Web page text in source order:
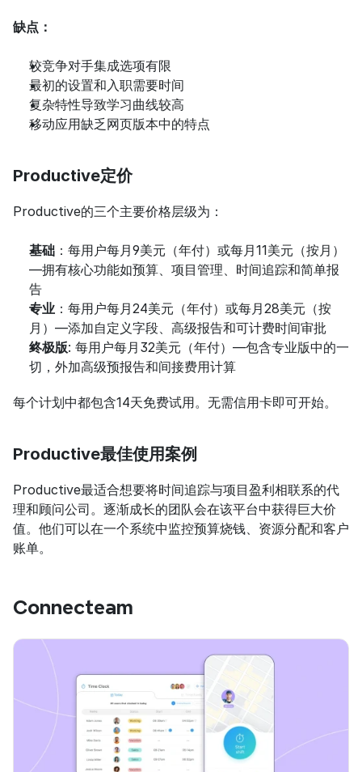
缺点：
较竞争对手集成选项有限
最初的设置和入职需要时间
复杂特性导致学习曲线较高
移动应用缺乏网页版本中的特点
Productive定价
Productive的三个主要价格层级为：
基础 ：每用户每月9美元（年付）或每月11美元（按月）
—拥有核心功能如预算、项目管理、时间追踪和简单报
告
专业 ：每用户每月24美元（年付）或每月28美元（按
月）—添加自定义字段、高级报告和可计费时间审批
终极版: 每用户每月32美元（年付）—包含专业版中的一
切，外加高级预报告和间接费用计算
每个计划中都包含14天免费试用。无需信用卡即可开始。
Productive最佳使用案例
Productive最适合想要将时间追踪与项目盈利相联系的代
理和顾问公司。逐渐成长的团队会在该平台中获得巨大价
值。他们可以在一个系统中监控预算烧钱、资源分配和客户
账单。
Connecteam